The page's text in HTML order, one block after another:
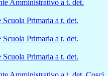
Amministrativo a t. det.
Primaria a t. det.
Primaria a t. det.
Primaria a t. det.